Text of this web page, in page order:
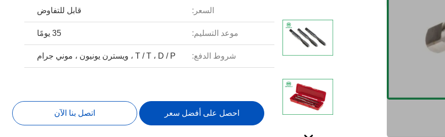
السعر: قابل للتفاوض
موعد التسليم: 35 يومًا
شروط الدفع: T / T ، D / P ، ويسترن يونيون ، موني جرام
احصل على أفضل سعر اتصل بنا الآن